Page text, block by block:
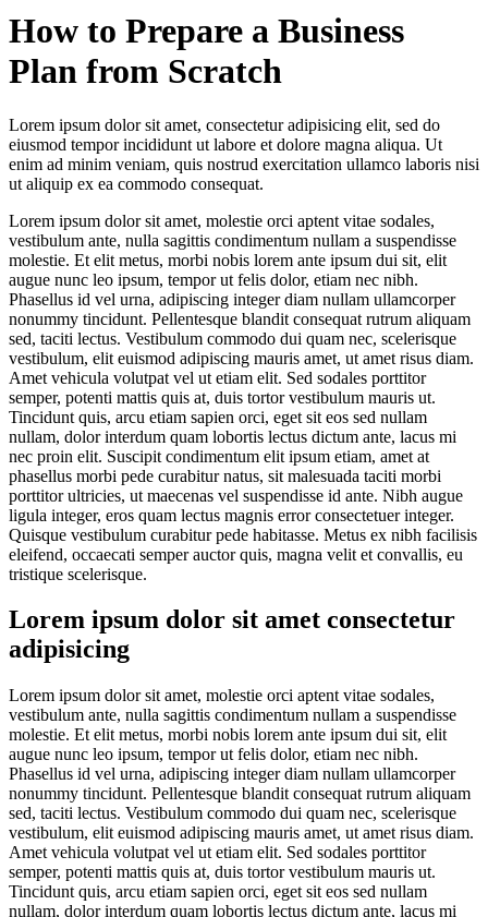
How to Prepare a Business
Plan from Scratch
Lorem ipsum dolor sit amet, consectetur adipisicing elit, sed do
eiusmod tempor incididunt ut labore et dolore magna aliqua. Ut
enim ad minim veniam, quis nostrud exercitation ullamco laboris nisi
ut aliquip ex ea commodo consequat.
Lorem ipsum dolor sit amet, molestie orci aptent vitae sodales,
vestibulum ante, nulla sagittis condimentum nullam a suspendisse
molestie. Et elit metus, morbi nobis lorem ante ipsum dui sit, elit
augue nunc leo ipsum, tempor ut felis dolor, etiam nec nibh.
Phasellus id vel urna, adipiscing integer diam nullam ullamcorper
nonummy tincidunt. Pellentesque blandit consequat rutrum aliquam
sed, taciti lectus. Vestibulum commodo dui quam nec, scelerisque
vestibulum, elit euismod adipiscing mauris amet, ut amet risus diam.
Amet vehicula volutpat vel ut etiam elit. Sed sodales porttitor
semper, potenti mattis quis at, duis tortor vestibulum mauris ut.
Tincidunt quis, arcu etiam sapien orci, eget sit eos sed nullam
nullam, dolor interdum quam lobortis lectus dictum ante, lacus mi
nec proin elit. Suscipit condimentum elit ipsum etiam, amet at
phasellus morbi pede curabitur natus, sit malesuada taciti morbi
porttitor ultricies, ut maecenas vel suspendisse id ante. Nibh augue
ligula integer, eros quam lectus magnis error consectetuer integer.
Quisque vestibulum curabitur pede habitasse. Metus ex nibh facilisis
eleifend, occaecati semper auctor quis, magna velit et convallis, eu
tristique scelerisque.
Lorem ipsum dolor sit amet consectetur
adipisicing
Lorem ipsum dolor sit amet, molestie orci aptent vitae sodales,
vestibulum ante, nulla sagittis condimentum nullam a suspendisse
molestie. Et elit metus, morbi nobis lorem ante ipsum dui sit, elit
augue nunc leo ipsum, tempor ut felis dolor, etiam nec nibh.
Phasellus id vel urna, adipiscing integer diam nullam ullamcorper
nonummy tincidunt. Pellentesque blandit consequat rutrum aliquam
sed, taciti lectus. Vestibulum commodo dui quam nec, scelerisque
vestibulum, elit euismod adipiscing mauris amet, ut amet risus diam.
Amet vehicula volutpat vel ut etiam elit. Sed sodales porttitor
semper, potenti mattis quis at, duis tortor vestibulum mauris ut.
Tincidunt quis, arcu etiam sapien orci, eget sit eos sed nullam
nullam, dolor interdum quam lobortis lectus dictum ante, lacus mi